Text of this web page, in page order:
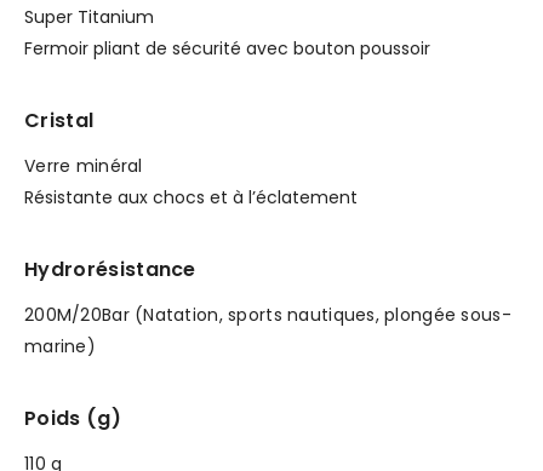
Super Titanium
Fermoir pliant de sécurité avec bouton poussoir
Cristal
Verre minéral
Résistante aux chocs et à l’éclatement
Hydrorésistance
200M/20Bar (Natation, sports nautiques, plongée sous-
marine)
Poids (g)
110 g